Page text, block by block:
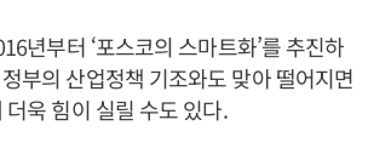
년부터 ‘포스코의 스마트화’를 추진하
부의 산업정책 기조와도 맞아 떨어지면
욱 힘이 실릴 수도 있다.